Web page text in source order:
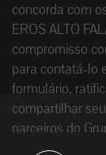
concorda com
EROS ALTO
compromisso
para contatá-lo
formulário,
compartilhar
parceiros do